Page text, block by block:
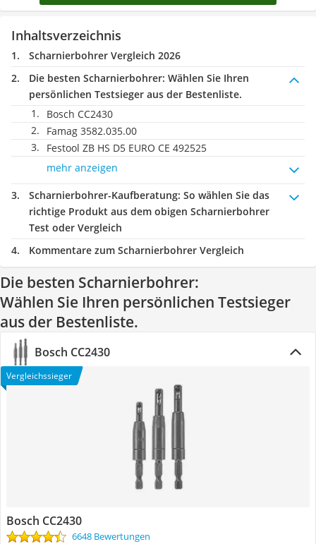
Inhaltsverzeichnis
Scharnierbohrer Vergleich 2026
Die besten Scharnierbohrer: Wählen Sie Ihren
persönlichen Testsieger aus der Bestenliste.
Bosch CC2430
Famag 3582.035.00
Festool ZB HS D5 EURO CE 492525
mehr anzeigen
Scharnierbohrer-Kaufberatung: So wählen Sie das
richtige Produkt aus dem obigen Scharnierbohrer
Test oder Vergleich
Kommentare zum Scharnierbohrer Vergleich
Die besten Scharnierbohrer:
Wählen Sie Ihren persönlichen Testsieger
aus der Bestenliste.
Bosch CC2430
Vergleichssieger
Bosch CC2430
6648 Bewertungen